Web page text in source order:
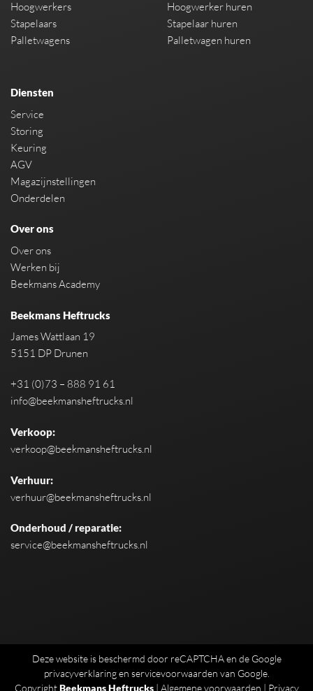
Hoogwerkers
Stapelaars
Palletwagens
Hoogwerker huren
Stapelaar huren
Palletwagen huren
Diensten
Service
Storing
Keuring
AGV
Magazijnstellingen
Onderdelen
Over ons
Over ons
Werken bij
Beekmans Academy
Beekmans Heftrucks
James Wattlaan 19
5151 DP Drunen
+31 (0)73 – 888 91 61
info@beekmansheftrucks.nl
Verkoop:
verkoop@beekmansheftrucks.nl
Verhuur:
verhuur@beekmansheftrucks.nl
Onderhoud / reparatie:
service@beekmansheftrucks.nl
Deze website is beschermd door reCAPTCHA en de Google
privacyverklaringen servicevoorwaarden van Google.
CopyrightBeekmans Heftrucks| Algemene voorwaarden | Privacy